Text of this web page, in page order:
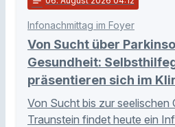
Infonachmittag im Foyer
Von Sucht über
Gesundheit:
präsentieren sich im
Von Sucht bis zur seelischen
Traunstein findet heute ein